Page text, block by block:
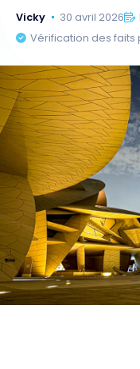
Vicky 30 avril 2026
Vérification des faits